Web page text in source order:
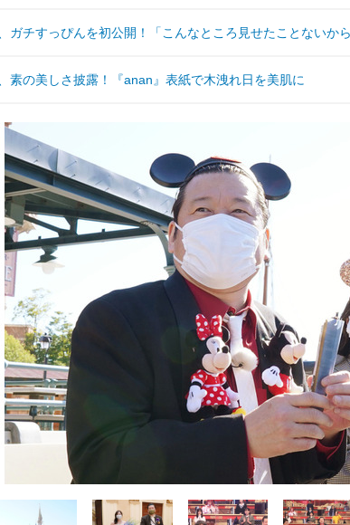
ガチすっぴんを初公開！「こんなところ見せたことないから
素の美しさ披露！『anan』表紙で木洩れ日を美肌に